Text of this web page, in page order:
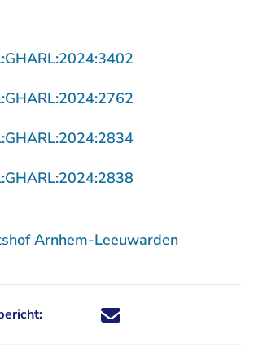
- U verlaat
Arnhem-Leeuwarden
Deel dit nieuwsbericht via X -
Deel dit nieuwsbericht via
Deel dit nieuwsbericht
Deel dit